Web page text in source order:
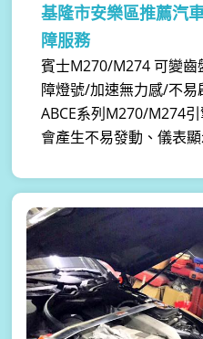
基隆市安樂區推薦汽
障服務
賓士M270/M274 可變
障燈號/加速無力感/不
ABCE系列M270/M274
會產生不易發動、儀表